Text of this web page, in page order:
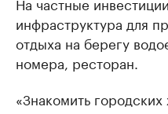
инфраструктура для
отдыха на берегу
номера, ресторан.
«Знакомить